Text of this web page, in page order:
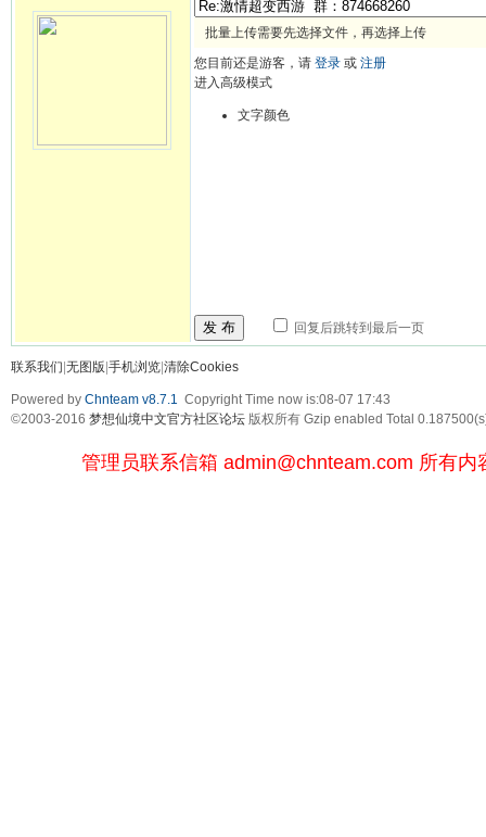
批量上传需要先选择文件，再选择上传
您目前还是游客，请 登录 或 注册
进入高级模式
文字颜色
发 布 回复后跳转到最后一页
联系我们 无图版 手机浏览 清除Cookies
Powered by Chnteam v8.7.1 Copyright Time now is:08-07 17:43
©2003-2016 梦想仙境中文官方社区论坛 版权所有 Gzip enabled Total
管理员联系信箱 admin@chnteam.com 所有内